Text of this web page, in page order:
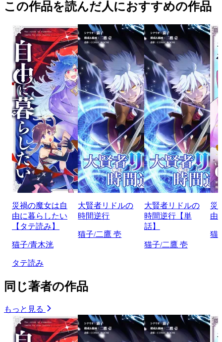
この作品を読んだ人におすすめの作品
災禍の魔女は自
由に暮らしたい
【タテ読み】
猫子/青木洸
タテ読み
大賢者リドルの
時間逆行
猫子/二鷹 壱
大賢者リドルの
時間逆行【単
話】
猫子/二鷹 壱
災
由
猫
同じ著者の作品
もっと見る